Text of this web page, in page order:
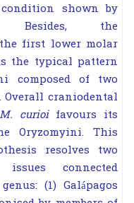
shown by
Besides, the
first lower molar
the typical pattern
composed of two
Overall craniodental
M. curioifavours its
Oryzomyini. This
resolves two
issues connected
(1) Galápagos